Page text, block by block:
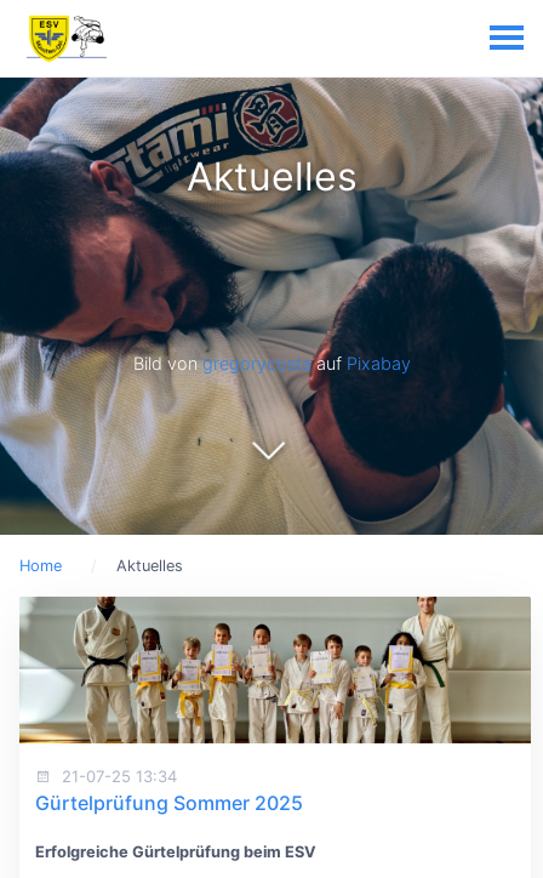
Aktuelles
Bild vongregorycostaauf Pixabay
Home Aktuelles
21-07-25 13:34
Gürtelprüfung Sommer 2025
Erfolgreiche Gürtelprüfung beim ESV